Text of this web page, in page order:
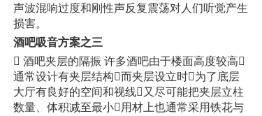
声波混响过度和刚性声反复震荡对人们听觉产生
损害。
酒吧吸音方案之三
 酒吧夹层的隔振 许多酒吧由于楼面高度较高
通常设计有夹层结构而夹层设立时为了底层
大厅有良好的空间和视线又尽可能把夹层立柱
数量、体积减至最小用材上也通常采用铁花与